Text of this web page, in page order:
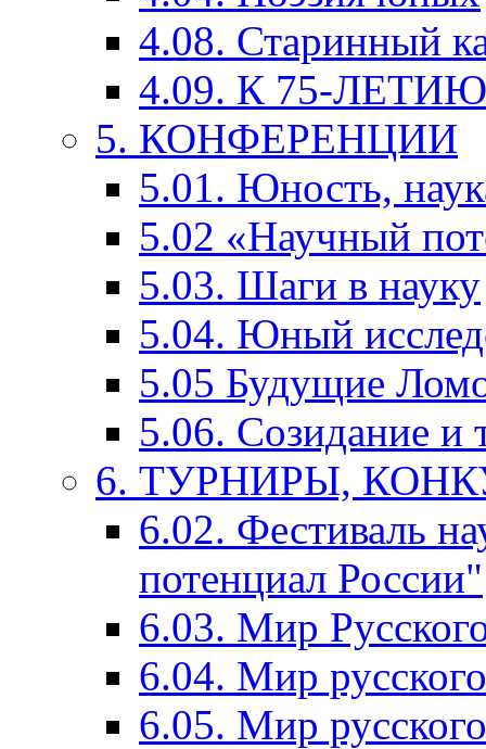
4.08. Старинный
4.09. К 75-
5. КОНФЕРЕНЦИИ
5.01. Юность,
5.02 «Научный
5.03. Шаги в науку
5.04. Юный
5.05 Будущие
5.06. Созидание и
6. ТУРНИРЫ,
6.02. Фестиваль
потенциал России"
6.03. Мир
6.04. Мир
6.05. Мир